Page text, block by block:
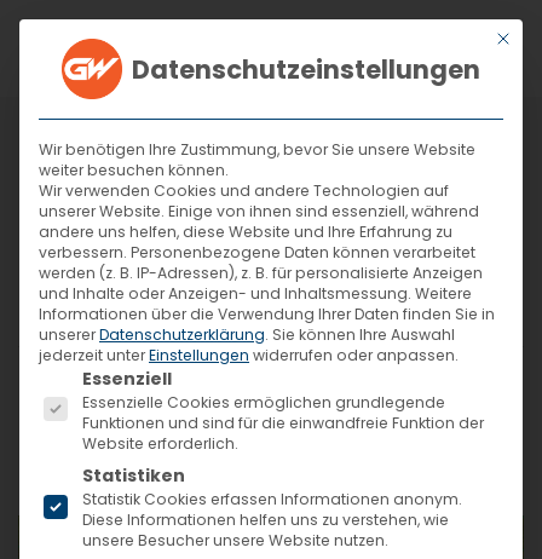
Zum Hauptinhalt springen
Kippsicherung für
Fußballtore
GWsports 15. Juni 2022
Mit
Datenschutzeinstellungen
Wir benötigen Ihre Zustimmung, bevor Sie unsere Website
weiter besuchen können.
Wir verwenden Cookies und andere Technologien auf
unserer Website. Einige von ihnen sind essenziell, während
andere uns helfen, diese Website und Ihre Erfahrung zu
verbessern. Personenbezogene Daten können verarbeitet
werden (z. B. IP-Adressen), z. B. für personalisierte Anzeigen
und Inhalte oder Anzeigen- und Inhaltsmessung. Weitere
Informationen über die Verwendung Ihrer Daten finden Sie in
unsererDatenschutzerklärung. Sie können Ihre Auswahl
jederzeit unterEinstellungen widerrufen oder anpassen.
Es folgt eine Liste der Service-Gruppen, für die eine
Essenziell
Essenzielle Cookies ermöglichen grundlegende
Funktionen und sind für die einwandfreie Funktion der
Website erforderlich.
Statistiken
Statistik Cookies erfassen Informationen anonym.
Diese Informationen helfen uns zu verstehen, wie
unsere Besucher unsere Website nutzen.